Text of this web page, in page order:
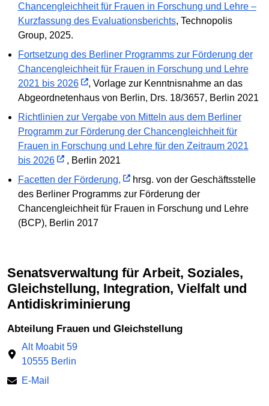
Chancengleichheit für Frauen in Forschung und Lehre –
Kurzfassung des Evaluationsberichts, Technopolis
Group, 2025.
Fortsetzung des Berliner Programms zur Förderung der
Chancengleichheit für Frauen in Forschung und Lehre
2021 bis 2026
, Vorlage zur Kenntnisnahme an das
Abgeordnetenhaus von Berlin, Drs. 18/3657, Berlin 2021
Richtlinien zur Vergabe von Mitteln aus dem Berliner
Programm zur Förderung der Chancengleichheit für
Frauen in Forschung und Lehre für den Zeitraum 2021
bis 2026
, Berlin 2021
Facetten der Förderung,
hrsg. von der Geschäftsstelle
des Berliner Programms zur Förderung der
Chancengleichheit für Frauen in Forschung und Lehre
(BCP), Berlin 2017
Senatsverwaltung für Arbeit, Soziales,
Gleichstellung, Integration, Vielfalt und
Antidiskriminierung
Abteilung Frauen und Gleichstellung
Alt Moabit 59
10555 Berlin
E-Mail